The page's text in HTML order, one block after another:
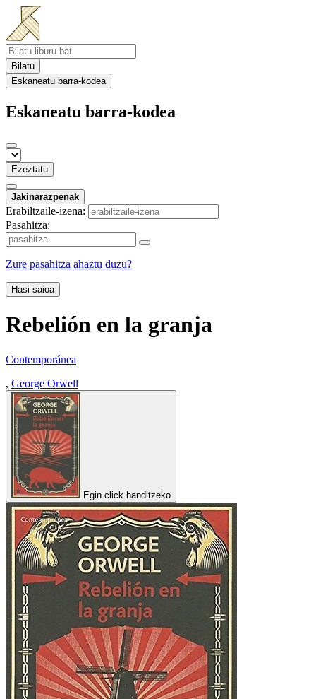
Bilatu
Eskaneatu barra-kodea
Eskaneatu barra-kodea
Ezeztatu
Jakinarazpenak
Erabiltzaile-izena:
Pasahitza:
Zure pasahitza ahaztu duzu?
Hasi saioa
Rebelión en la granja
Contemporánea
, George Orwell
Egin click handitzeko